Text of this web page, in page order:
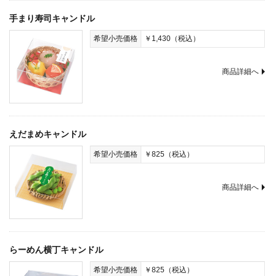
手まり寿司キャンドル
希望小売価格 ￥1,430（税込）
商品詳細へ
えだまめキャンドル
希望小売価格 ￥825（税込）
商品詳細へ
らーめん横丁キャンドル
希望小売価格 ￥825（税込）